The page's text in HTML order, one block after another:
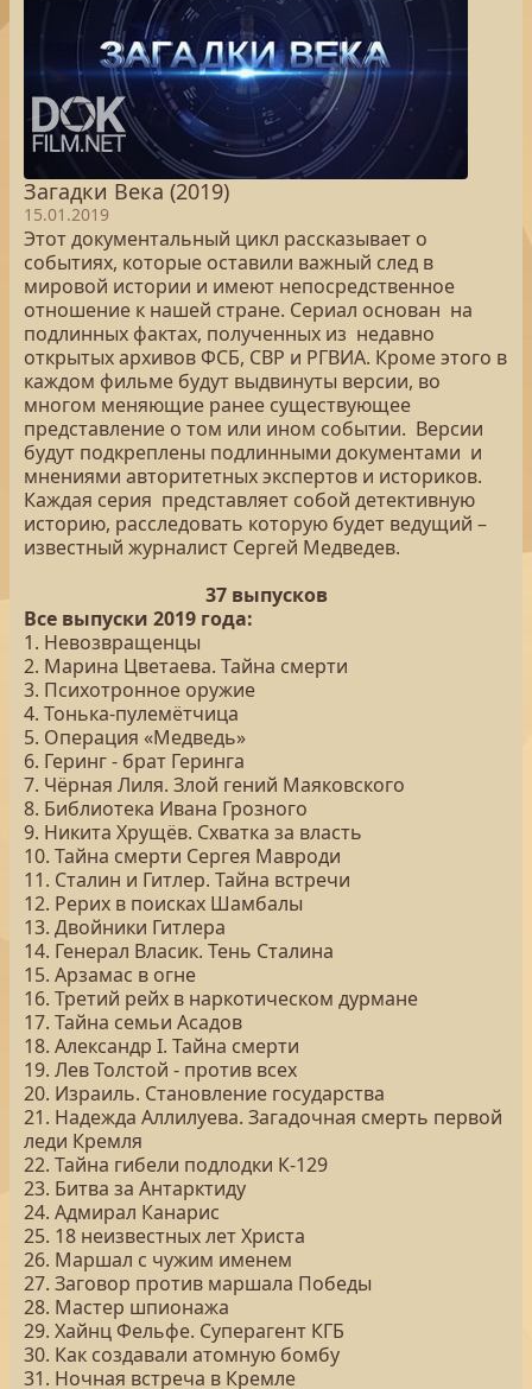
Загадки Века (2019)
15.01.2019
Этот документальный цикл рассказывает о
событиях, которые оставили важный след в
мировой истории и имеют непосредственное
отношение к нашей стране. Сериал основан на
подлинных фактах, полученных из недавно
открытых архивов ФСБ, СВР и РГВИА. Кроме этого в
каждом фильме будут выдвинуты версии, во
многом меняющие ранее существующее
представление о том или ином событии. Версии
будут подкреплены подлинными документами и
мнениями авторитетных экспертов и историков.
Каждая серия представляет собой детективную
историю, расследовать которую будет ведущий –
известный журналист Сергей Медведев.
37 выпусков
Все выпуски 2019 года:
1. Невозвращенцы
2. Марина Цветаева. Тайна смерти
3. Психотронное оружие
4. Тонька-пулемётчица
5. Операция «Медведь»
6. Геринг - брат Геринга
7. Чёрная Лиля. Злой гений Маяковского
8. Библиотека Ивана Грозного
9. Никита Хрущёв. Схватка за власть
10. Тайна смерти Сергея Мавроди
11. Сталин и Гитлер. Тайна встречи
12. Рерих в поисках Шамбалы
13. Двойники Гитлера
14. Генерал Власик. Тень Сталина
15. Арзамас в огне
16. Третий рейх в наркотическом дурмане
17. Тайна семьи Асадов
18. Александр I. Тайна смерти
19. Лев Толстой - против всех
20. Израиль. Становление государства
21. Надежда Аллилуева. Загадочная смерть первой
леди Кремля
22. Тайна гибели подлодки К-129
23. Битва за Антарктиду
24. Адмирал Канарис
25. 18 неизвестных лет Христа
26. Маршал с чужим именем
27. Заговор против маршала Победы
28. Мастер шпионажа
29. Хайнц Фельфе. Суперагент КГБ
30. Как создавали атомную бомбу
31. Ночная встреча в Кремле